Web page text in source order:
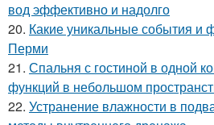
вод эффективно и надолго
20. Какие уникальные события и
Перми
21. Спальня с гостиной в одной
функций в небольшом
22. Устранение влажности в